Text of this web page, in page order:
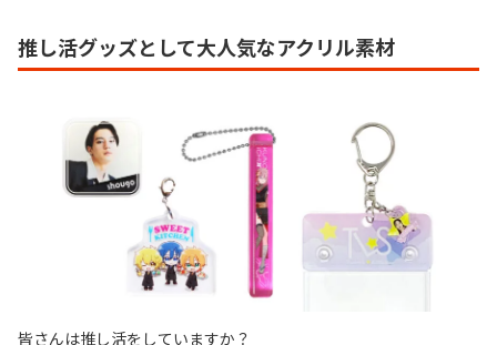
推し活グッズとして大人気なアクリル素材
皆さんは推し活をしていますか？